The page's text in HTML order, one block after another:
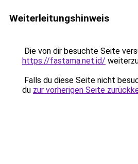
Weiterleitungshinweis
Die von dir besuchte Seite
https://fastama.net.id/
Falls du diese Seite nicht
du zur vorherigen Seite